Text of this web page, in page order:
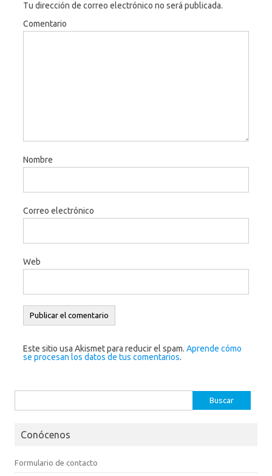
Tu dirección de correo electrónico no será publicada.
Comentario
Nombre
Correo electrónico
Web
Este sitio usa Akismet para reducir el spam. Aprende cómo
se procesan los datos de tus comentarios.
Conócenos
Formulario de contacto